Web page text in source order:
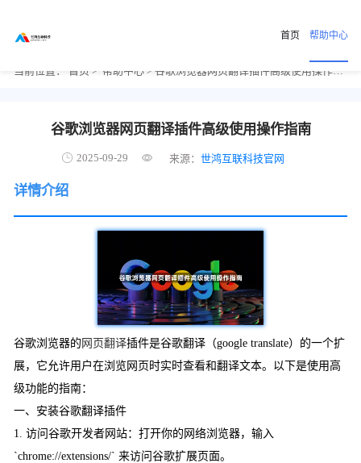
首页 帮助中心
当前位置： 首页 > 帮助中心 > 谷歌浏览器网页翻译插件高级使用操作指南
谷歌浏览器网页翻译插件高级使用操作指南
2025-09-29 来源：世鸿互联科技官网
详情介绍
谷歌浏览器的 网页翻译插件是谷歌翻译（google translate）的一个扩
展，它允许用户在浏览网页时实时查看和翻译文本。以下是使用高
级功能的指南：
一、安装谷歌翻译插件
1. 访问谷歌开发者网站：打开你的网络浏览器，输入
`chrome://extensions/` 来访问谷歌扩展页面。